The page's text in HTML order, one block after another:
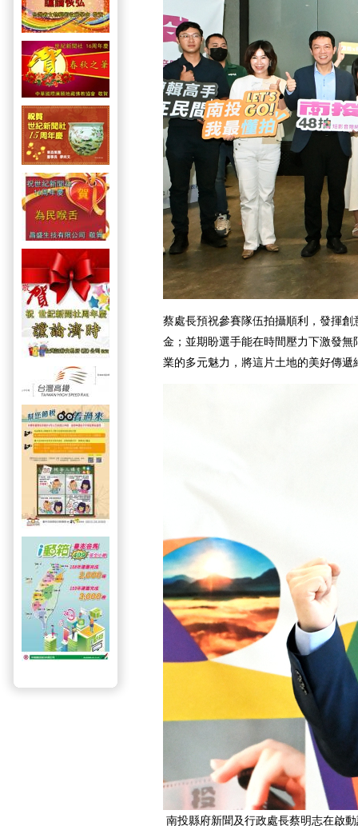
蔡處長預祝參賽隊伍拍攝順利，發揮創
金；並期盼選手能在時間壓力下激發
業的多元魅力，將這片土地的美好傳遞
南投縣府新聞及行政處長蔡明志在啟